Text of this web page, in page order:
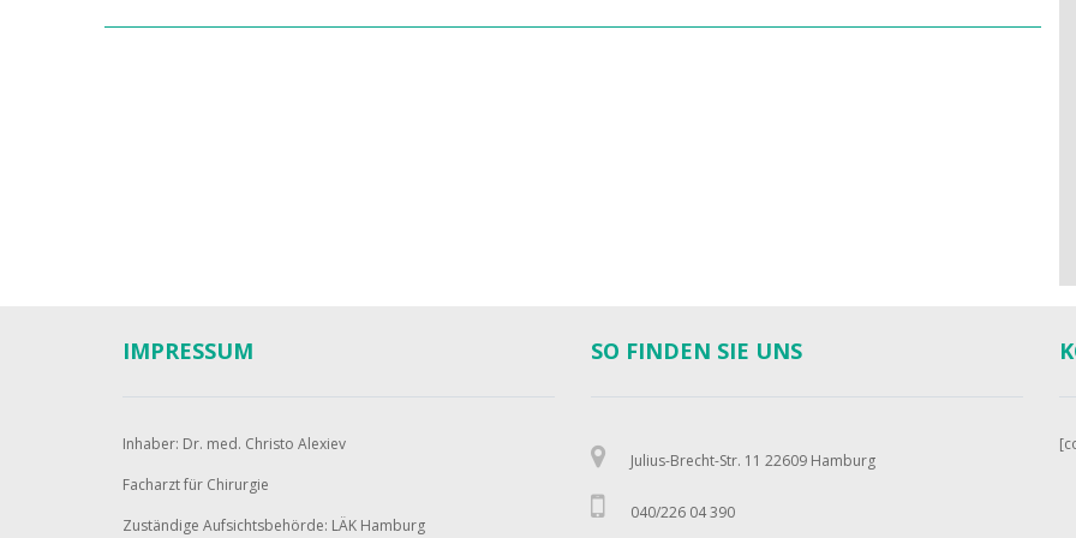
IMPRESSUM
Inhaber: Dr. med. Christo Alexiev
Facharzt für Chirurgie
Zuständige Aufsichtsbehörde: LÄK Hamburg
SO FINDEN SIE UNS
Julius-Brecht-Str. 11 22609 Hamburg
040/226 04 390